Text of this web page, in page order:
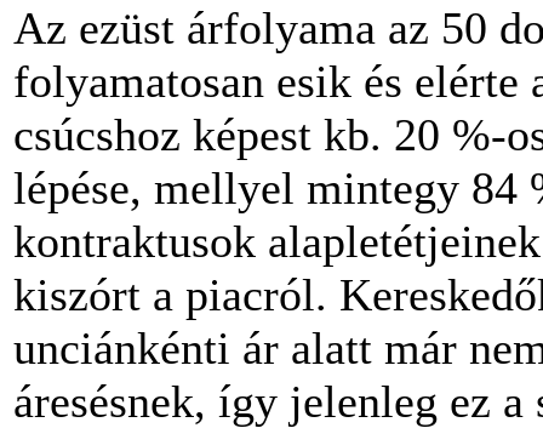
Az ezüst árfolyama az 50
folyamatosan esik és
csúcshoz képest kb. 20 %-
lépése, mellyel mintegy 84
kontraktusok
kiszórt a piacról.
unciánkénti ár alatt már
áresésnek, így jelenleg ez